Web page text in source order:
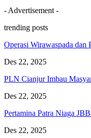
- Advertisement -
trending posts
Operasi Wirawaspada
Des 22, 2025
PLN Cianjur Imbau
Des 22, 2025
Pertamina Patra Niaga
Des 22, 2025